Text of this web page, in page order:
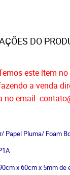
DO
este ítem
a venda
no email:
Papel Pluma/ Foam
1A
x 60cm x 5mm de